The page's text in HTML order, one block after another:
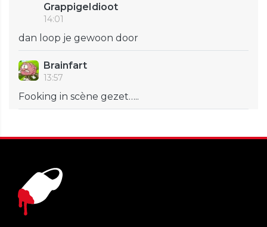
GrappigeIdioot
14:01
dan loop je gewoon door
Brainfart
13:57
Fooking in scène gezet…..